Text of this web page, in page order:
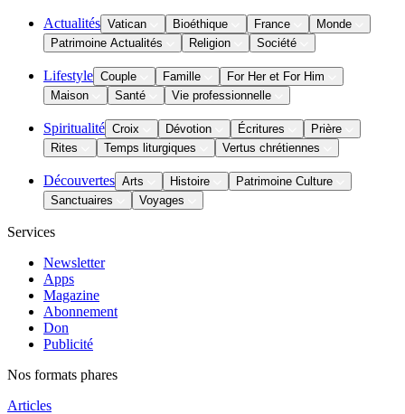
Actualités Vatican Bioéthique France
Monde
Patrimoine Actualités
Religion Société
Lifestyle Couple Famille
For Her et For Him
Maison
Santé Vie professionnelle
Spiritualité Croix Dévotion Écritures
Prière
Rites
Temps liturgiques Vertus chrétiennes
Découvertes Arts Histoire
Patrimoine Culture
Sanctuaires
Voyages
Services
Newsletter
Apps
Magazine
Abonnement
Don
Publicité
Nos formats phares
Articles